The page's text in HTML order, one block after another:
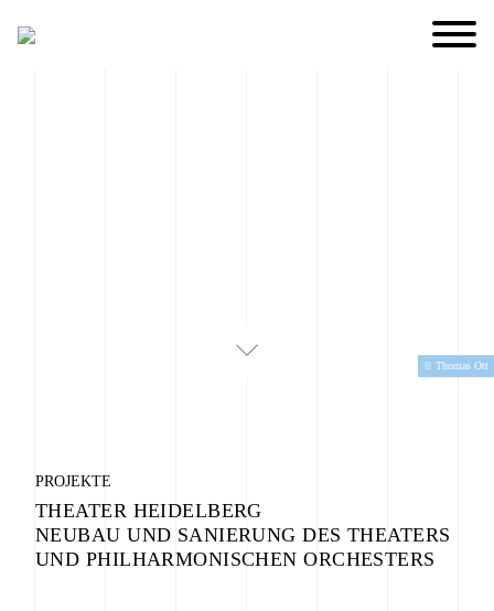
© Thomas Ott
PROJEKTE
THEATER HEIDELBERG
NEUBAU UND SANIERUNG DES THEATERS
UND PHILHARMONISCHEN ORCHESTERS